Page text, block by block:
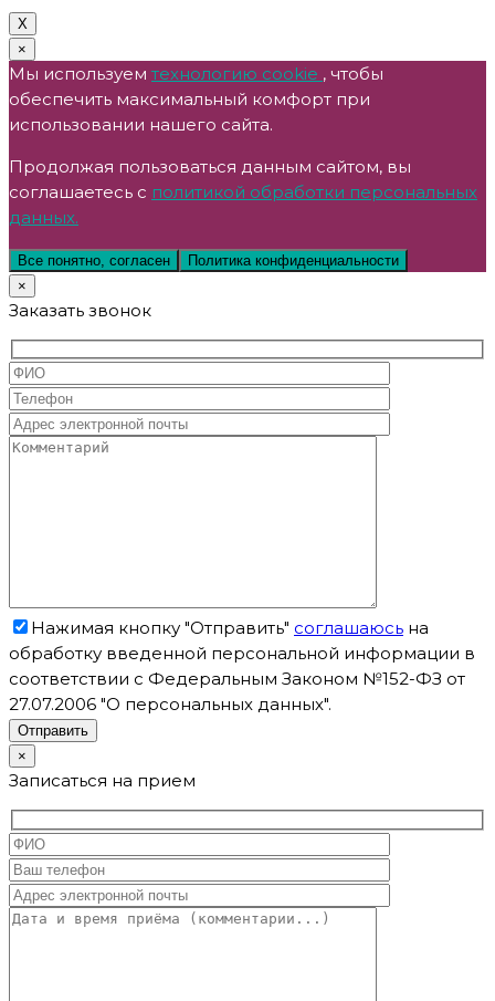
X
×
Мы используем технологию cookie , чтобы
обеспечить максимальный комфорт при
использовании нашего сайта.
Продолжая пользоваться данным сайтом, вы
соглашаетесь с политикой обработки персональных
данных.
Все понятно, согласен
Политика конфиденциальности
×
Заказать звонок
Нажимая кнопку "Отправить" соглашаюсь на
обработку введенной персональной информации в
соответствии с Федеральным Законом №152-ФЗ от
27.07.2006 "О персональных данных".
×
Записаться на прием